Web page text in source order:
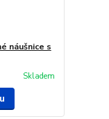
náušnice s
Skladem